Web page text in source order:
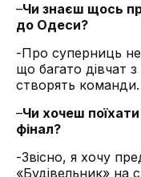
–Чи знаєш щось
до Одеси?
-Про суперниць
що багато дівчат з
створять команди.
–Чи хочеш поїхати
фінал?
-Звісно, я хочу
«Будівельник» на